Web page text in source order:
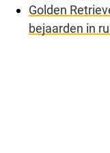
Golden
bejaarden in